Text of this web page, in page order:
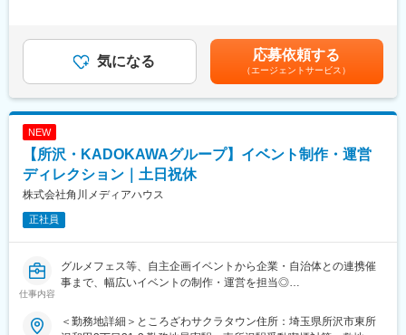
■配属部署：
■この仕事の特徴・魅力：
お客様の課題に応じて最適な組み合わせを提案できるため、営業
として高い提案力を身につけられます。
◎製造業・物流業界では慢性的な人手不足を背景に、自動化・省
今後も成長が見込まれる市場で専門知識を身につけることで、営
業としての市場価値向上につながります。
変更の範囲：会社の定める業務
検討・申請書類作成・行政対応まで、全工程を自社グループ内で
完結している点が特徴です。
└ 構造検討・安全性の確認
└ 行政（自治体）との協議・対応
・デジタルサイネージ（CS・DS）設置に伴う
└ 設置可否検討
検討が発生します
※全体の約1割程度は、標準仕様では対応できない「特殊部材」を
て決定します。■固定手当には役職手当（月10,000円）、地域手
当（月22,500円）を含む■昇給：有（年1回）■賞与：有（年2回）
賃金はあくまでも目安の金額であり、選考を通じて上下する可能
性があります。月給(月額)は固定手当を含めた表記です。
気になる 応募依頼する
（エージェントサービス）
NEW
【所沢・KADOKAWAグループ】イベント制作・運営
ディレクション｜土日祝休
株式会社角川メディアハウス
正社員
仕事内容
グルメフェス等、自主企画イベントから企業・自治体との連携催
事まで、幅広いイベントの制作・運営を担当◎
★KADOKAWAグループ◎
＜勤務地詳細＞ところざわサクラタウン住所：埼玉県所沢市東所